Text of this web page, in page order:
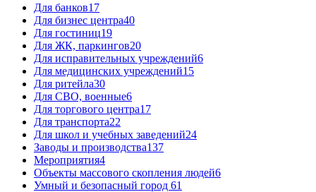
Для банков17
Для бизнес центра40
Для гостиниц19
Для ЖК, паркингов20
Для исправительных учреждений6
Для медицинских учреждений15
Для ритейла30
Для СВО, военные6
Для торгового центра17
Для транспорта22
Для школ и учебных заведений24
Заводы и производства137
Мероприятия4
Объекты массового скопления людей6
Умный и безопасный город 61